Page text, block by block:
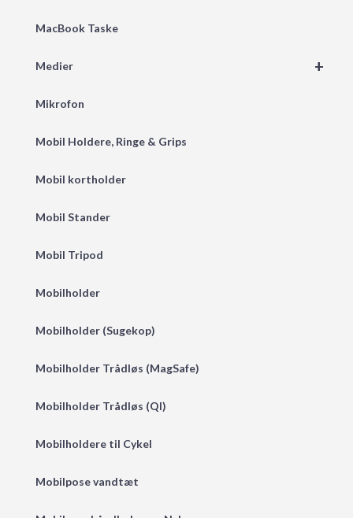
MacBook Taske
+
Medier
Mikrofon
Mobil Holdere, Ringe & Grips
Mobil kortholder
Mobil Stander
Mobil Tripod
Mobilholder
Mobilholder (Sugekop)
Mobilholder Trådløs (MagSafe)
Mobilholder Trådløs (QI)
Mobilholdere til Cykel
Mobilpose vandtæt